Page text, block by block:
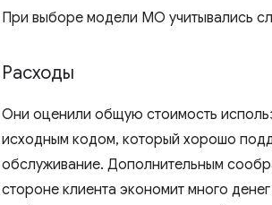
При выборе модели МО учитывались
Расходы
Они оценили общую стоимость
исходным кодом, который хорошо
обслуживание. Дополнительным
стороне клиента экономит много